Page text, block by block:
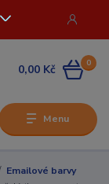
Menu
0
0,00 Kč
Emailové barvy